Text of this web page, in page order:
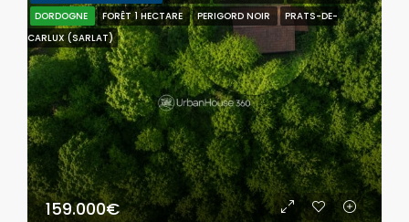
DORDOGNE
FORÊT 1 HECTARE PERIGORD NOIR
PRATS-DE-
CARLUX (SARLAT)
159.000€